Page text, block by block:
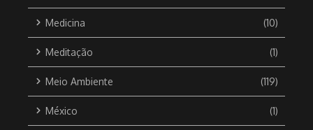
Medicina (10)
Meditação (1)
Meio Ambiente (119)
México (1)